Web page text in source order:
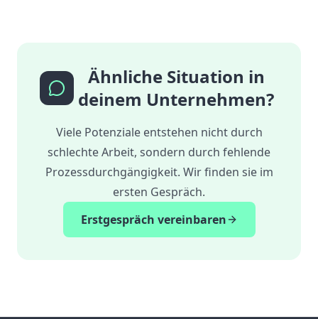
Ähnliche Situation in
deinem Unternehmen?
Viele Potenziale entstehen nicht durch
schlechte Arbeit, sondern durch fehlende
Prozessdurchgängigkeit. Wir finden sie im
ersten Gespräch.
Erstgespräch vereinbaren